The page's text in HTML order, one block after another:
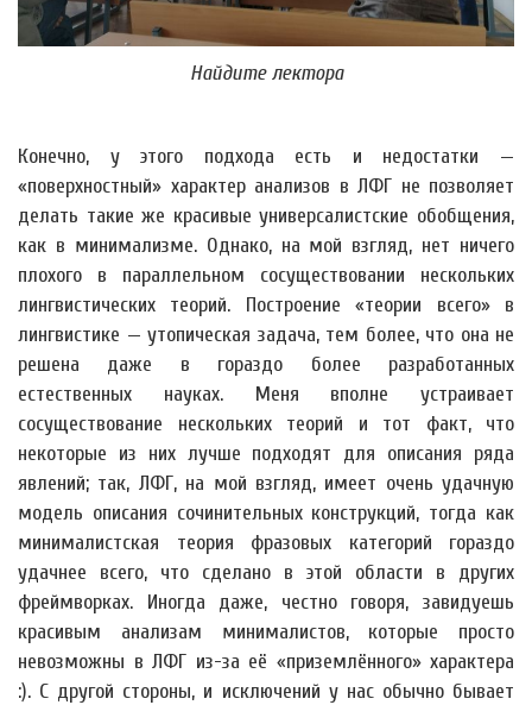
Найдите лектора
Конечно, у этого подхода есть и недостатки —
«поверхностный» характер анализов в ЛФГ не позволяет
делать такие же красивые универсалистские обобщения,
как в минимализме. Однако, на мой взгляд, нет ничего
плохого в параллельном сосуществовании нескольких
лингвистических теорий. Построение «теории всего» в
лингвистике — утопическая задача, тем более, что она не
решена даже в гораздо более разработанных
естественных науках. Меня вполне устраивает
сосуществование нескольких теорий и тот факт, что
некоторые из них лучше подходят для описания ряда
явлений; так, ЛФГ, на мой взгляд, имеет очень удачную
модель описания сочинительных конструкций, тогда как
минималистская теория фразовых категорий гораздо
удачнее всего, что сделано в этой области в других
фреймворках. Иногда даже, честно говоря, завидуешь
красивым анализам минималистов, которые просто
невозможны в ЛФГ из-за её «приземлённого» характера
:). С другой стороны, и исключений у нас обычно бывает